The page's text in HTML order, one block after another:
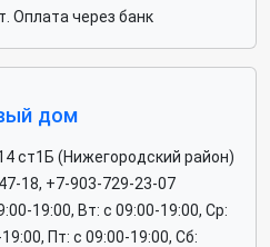
Оплата через банк
дом
ст1Б (Нижегородский район)
18, +7-903-729-23-07
19:00, Вт: c 09:00-19:00, Ср:
Пт: c 09:00-19:00, Сб: